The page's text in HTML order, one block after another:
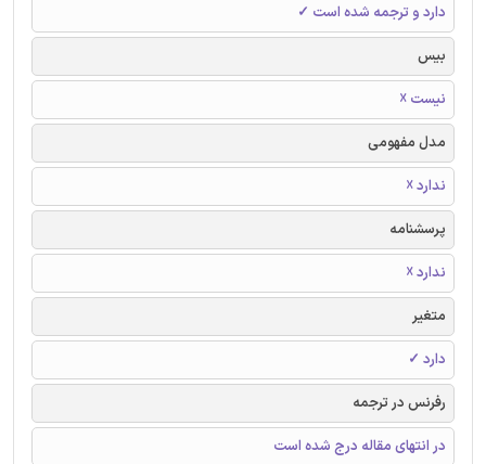
دارد و ترجمه شده است ✓
بیس
نیست ☓
مدل مفهومی
ندارد ☓
پرسشنامه
ندارد ☓
متغیر
دارد ✓
رفرنس در ترجمه
در انتهای مقاله درج شده است